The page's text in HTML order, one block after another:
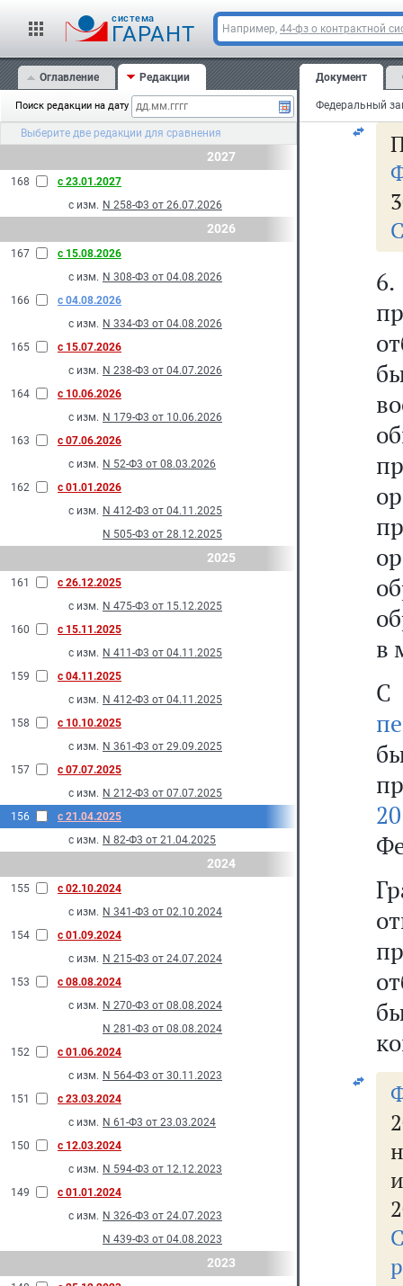
cистема
ГАРАНТ Например, 44-фз о контрактной
Оглавление Редакции
Поиск редакции на дату
Выберите две редакции для сравнения
2027
168
с 23.01.2027
с изм. N 258-Ф3 от 26.07.2026
2026
167
с 15.08.2026
с изм. N 308-Ф3 от 04.08.2026
166
с 04.08.2026
с изм. N 334-Ф3 от 04.08.2026
165
с 15.07.2026
с изм. N 238-Ф3 от 04.07.2026
164
с 10.06.2026
с изм. N 179-Ф3 от 10.06.2026
163
с 07.06.2026
с изм. N 52-Ф3 от 08.03.2026
162
с 01.01.2026
с изм. N 412-Ф3 от 04.11.2025
N 505-Ф3 от 28.12.2025
2025
161
с 26.12.2025
с изм. N 475-Ф3 от 15.12.2025
160
с 15.11.2025
с изм. N 411-Ф3 от 04.11.2025
159
с 04.11.2025
с изм. N 412-Ф3 от 04.11.2025
158
с 10.10.2025
с изм. N 361-Ф3 от 29.09.2025
157
с 07.07.2025
с изм. N 212-Ф3 от 07.07.2025
156
с 21.04.2025
с изм. N 82-Ф3 от 21.04.2025
2024
155
с 02.10.2024
с изм. N 341-Ф3 от 02.10.2024
154
с 01.09.2024
с изм. N 215-Ф3 от 24.07.2024
153
с 08.08.2024
с изм. N 270-Ф3 от 08.08.2024
N 281-Ф3 от 08.08.2024
152
с 01.06.2024
с изм. N 564-Ф3 от 30.11.2023
151
с 23.03.2024
с изм. N 61-Ф3 от 23.03.2024
150
с 12.03.2024
с изм. N 594-Ф3 от 12.12.2023
149
с 01.01.2024
с изм. N 326-Ф3 от 24.07.2023
N 439-Ф3 от 04.08.2023
2023
Документ
6.
в
С
20